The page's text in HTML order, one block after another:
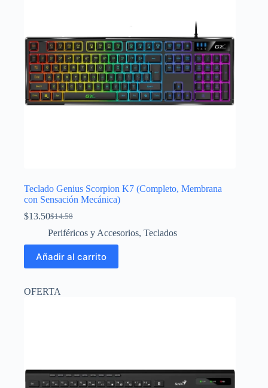
Teclado Genius Scorpion K7 (Completo, Membrana
con Sensación Mecánica)
$14.58
El
precio
original
era:
$14.58.
$13.50El
precio
actual
es:
$13.50.
Periféricos y Accesorios, Teclados
Añadir al carrito
OFERTA